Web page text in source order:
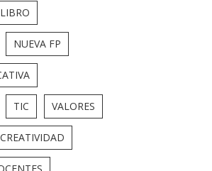
LIBRO
NUEVA FP
TIC VALORES
CREATIVIDAD